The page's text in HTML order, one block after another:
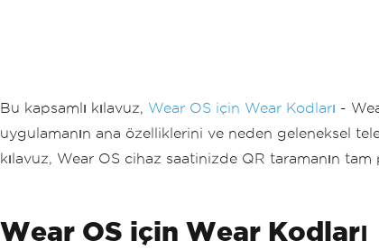
Bu kapsamlı kılavuz, Wear OS için Wear Kodları -
uygulamanın ana özelliklerini ve neden geleneksel
kılavuz, Wear OS cihaz saatinizde QR taramanın tam
Wear OS için Wear Kodları